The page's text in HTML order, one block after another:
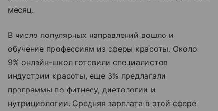
месяц.
В число популярных направлений вошло и
обучение профессиям из сферы красоты. Около
9% онлайн-школ готовили специалистов
индустрии красоты, еще 3% предлагали
программы по фитнесу, диетологии и
нутрициологии. Средняя зарплата в этой сфере